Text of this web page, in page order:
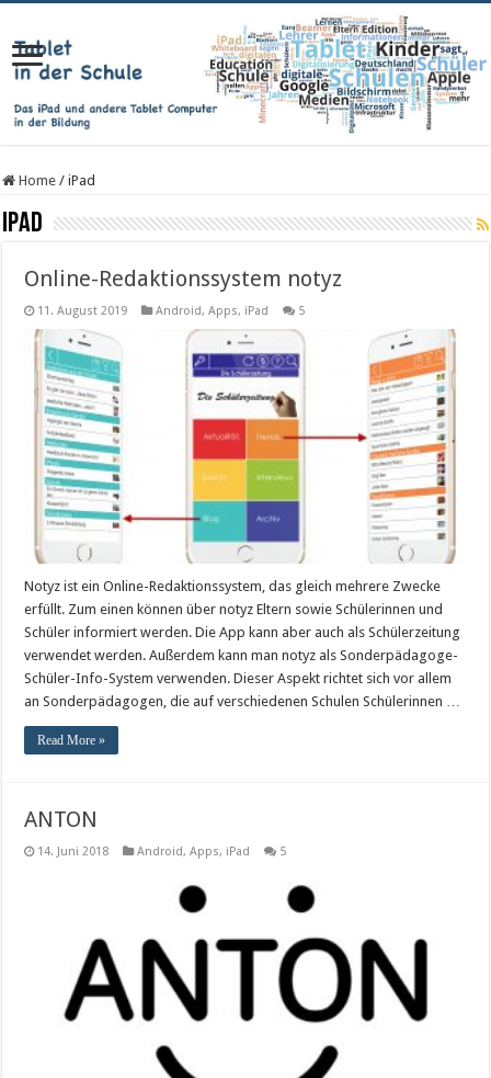
Home / iPad
iPad
Online-Redaktionssystem notyz
11. August 2019 Android,Apps, iPad 5
Notyz ist ein Online-Redaktionssystem, das gleich mehrere Zwecke
erfüllt. Zum einen können über notyz Eltern sowie Schülerinnen und
Schüler informiert werden. Die App kann aber auch als Schülerzeitung
verwendet werden. Außerdem kann man notyz als Sonderpädagoge-
Schüler-Info-System verwenden. Dieser Aspekt richtet sich vor allem
an Sonderpädagogen, die auf verschiedenen Schulen Schülerinnen …
Read More »
ANTON
14. Juni 2018 Android,Apps, iPad 5